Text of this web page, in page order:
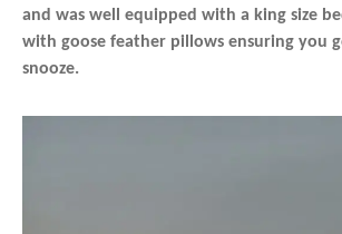
and was well equipped with a king size
with goose feather pillows ensuring you
snooze.